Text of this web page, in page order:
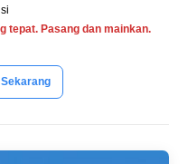
tepat. Pasang dan mainkan.